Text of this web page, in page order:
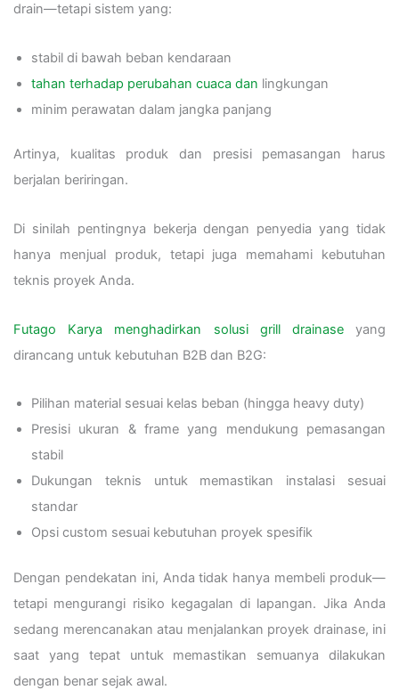
drain—tetapi sistem yang:
stabil di bawah beban kendaraan
tahan terhadap perubahan cuaca dan lingkungan
minim perawatan dalam jangka panjang
Artinya, kualitas produk dan presisi pemasangan harus
berjalan beriringan.
Di sinilah pentingnya bekerja dengan penyedia yang tidak
hanya menjual produk, tetapi juga memahami kebutuhan
teknis proyek Anda.
Futago Karya menghadirkan solusi grill drainaseyang
dirancang untuk kebutuhan B2B dan B2G:
Pilihan material sesuai kelas beban (hingga heavy duty)
Presisi ukuran & frame yang mendukung pemasangan
stabil
Dukungan teknis untuk memastikan instalasi sesuai
standar
Opsi custom sesuai kebutuhan proyek spesifik
Dengan pendekatan ini, Anda tidak hanya membeli produk—
tetapi mengurangi risiko kegagalan di lapangan. Jika Anda
sedang merencanakan atau menjalankan proyek drainase, ini
saat yang tepat untuk memastikan semuanya dilakukan
dengan benar sejak awal.